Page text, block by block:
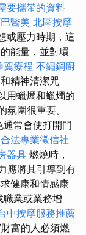
要攜帶的資料
醫美 北區按摩
或壓力時期，這
能量，並對環
薦療程 不鏽鋼廚
精神清潔咒
用蠟燭和蠟燭的
圍很重要。
通常會使打開門
合法專業徵信社
器具 燃燒時，
應將其引導到有
健康和情感康
職業或業務增
中按摩服務推薦
富的人必須燃